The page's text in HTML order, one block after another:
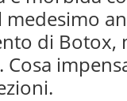
di Botox,